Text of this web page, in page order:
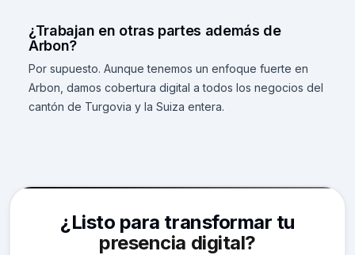
¿Trabajan en otras partes además de
Arbon?
Por supuesto. Aunque tenemos un enfoque fuerte en
Arbon, damos cobertura digital a todos los negocios del
cantón de Turgovia y la Suiza entera.
¿Listo para transformar tu
presencia digital?